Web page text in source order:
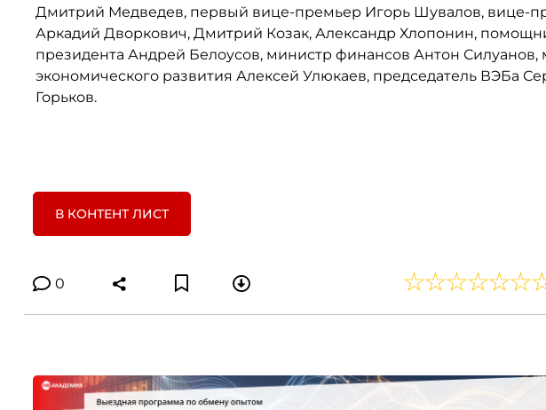
Дмитрий Медведев, первый вице-премьер Игорь Шувалов, вице-
Аркадий Дворкович, Дмитрий Козак, Александр Хлопонин,
президента Андрей Белоусов, министр финансов Антон Силуанов,
экономического развития Алексей Улюкаев, председатель ВЭБа
Горьков.
В КОНТЕНТ ЛИСТ
0